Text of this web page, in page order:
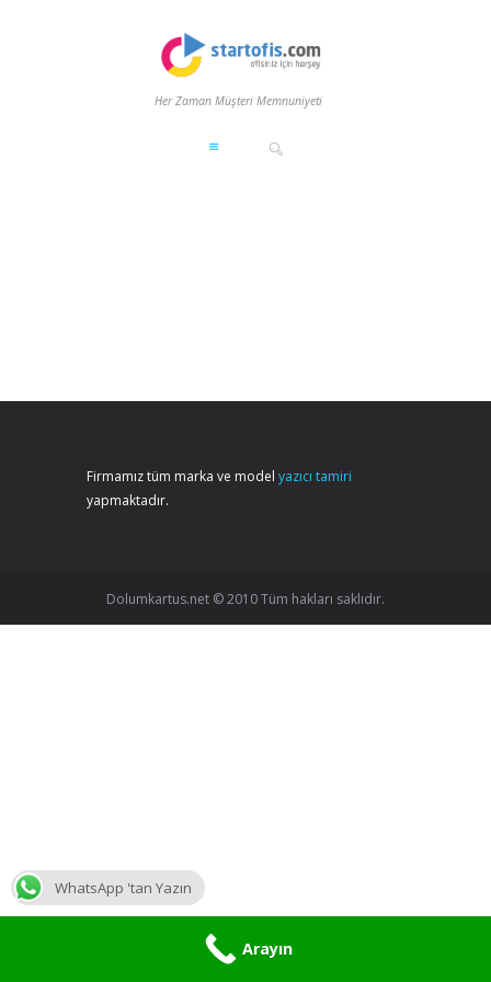
Her Zaman Müşteri Memnuniyeti
Firmamız tüm marka ve model yazıcı tamiri
yapmaktadır.
Dolumkartus.net © 2010 Tüm hakları saklıdır.
WhatsApp 'tan Yazın
Arayın